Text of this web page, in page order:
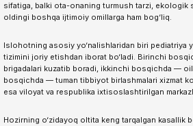
sifatiga, balki ota-onaning turmush tarzi, ekologik
oldingi boshqa ijtimoiy omillarga ham bog‘liq.
Islohotning asosiy yo‘nalishlaridan biri pediatriya
tizimini joriy etishdan iborat bo‘ladi. Birinchi
brigadalari kuzatib boradi, ikkinchi bosqichda —
bosqichda — tuman tibbiyot birlashmalari xizmat
esa viloyat va respublika ixtisoslashtirilgan
Hozirning o‘zidayoq oltita keng tarqalgan kasallik